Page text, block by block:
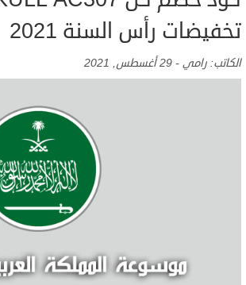
تخفيضات رأس السنة 2021
الكاتب: رامي - 29 أغسطس, 2021